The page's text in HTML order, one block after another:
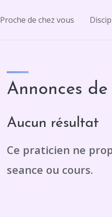
Proche de chez vous
Annonces
Aucun résultat